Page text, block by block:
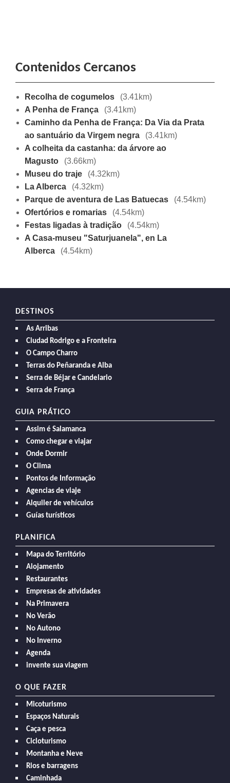
Contenidos Cercanos
Recolha de cogumelos
(3.41km)
A Penha de França
(3.41km)
Caminho da Penha de França: Da Via da Prata
ao santuário da Virgem negra
(3.41km)
A colheita da castanha: da árvore ao
Magusto
(3.66km)
Museu do traje
(4.32km)
La Alberca
(4.32km)
Parque de aventura de Las Batuecas
(4.54km)
Ofertórios e romarias
(4.54km)
Festas ligadas à tradição
(4.54km)
A Casa-museu "Saturjuanela", en La
Alberca
(4.54km)
DESTINOS
As Arribas
Ciudad Rodrigo e a Fronteira
O Campo Charro
Terras do Peñaranda e Alba
Serra de Béjar e Candelario
Serra de França
GUIA PRÁTICO
Assim é Salamanca
Como chegar e viajar
Onde Dormir
O Clima
Pontos de Informação
Agencias de viaje
Alquiler de vehículos
Guías turísticos
PLANIFICA
Mapa do Território
Alojamento
Restaurantes
Empresas de atividades
Na Primavera
No Verão
No Autono
No Inverno
Agenda
invente sua viagem
O QUE FAZER
Micoturismo
Espaços Naturais
Caça e pesca
Cicloturismo
Montanha e Neve
Rios e barragens
Caminhada